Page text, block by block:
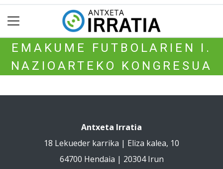
EMAKUME FUTBOLARIEN I.
NAZIOARTEKO KONGRESUA
Antxeta Irratia
18 Lekueder karrika | Eliza kalea, 10
64700 Hendaia | 20304 Irun